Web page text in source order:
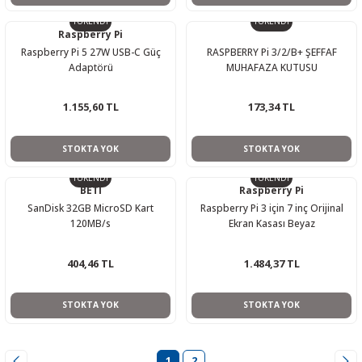
TÜKENDİ
Raspberry Pi
Raspberry Pi 5 27W USB-C Güç
Adaptörü
1.155,60 TL
STOKTA YOK
TÜKENDİ
RASPBERRY Pi 3/2/B+ ŞEFFAF
MUHAFAZA KUTUSU
173,34 TL
STOKTA YOK
TÜKENDİ
BETİ
SanDisk 32GB MicroSD Kart
120MB/s
404,46 TL
STOKTA YOK
TÜKENDİ
Raspberry Pi
Raspberry Pi 3 için 7 inç Orijinal
Ekran Kasası Beyaz
1.484,37 TL
STOKTA YOK